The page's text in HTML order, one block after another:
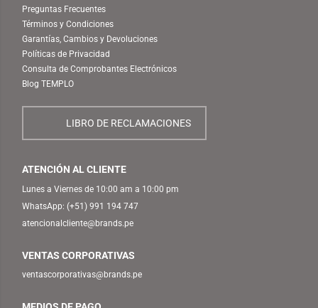
Preguntas Frecuentes
Términos y Condiciones
Garantías, Cambios y Devoluciones
Políticas de Privacidad
Consulta de Comprobantes Electrónicos
Blog TEMPLO
LIBRO DE RECLAMACIONES
ATENCIÓN AL CLIENTE
Lunes a Viernes de 10:00 am a 10:00 pm
WhatsApp: (+51) 991 194 747
atencionalcliente@brands.pe
VENTAS CORPORATIVAS
ventascorporativas@brands.pe